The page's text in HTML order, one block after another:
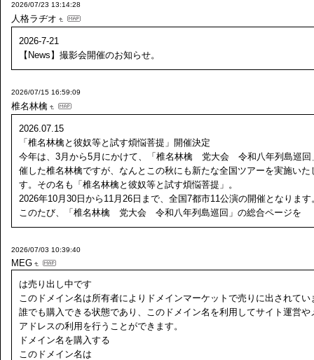
2026/07/23 13:14:28
人格ラヂオ
2026-7-21
【News】撮影会開催のお知らせ。
2026/07/15 16:59:09
椎名林檎
2026.07.15
「椎名林檎と彼奴等と試す煩悩菩提」開催決定
今年は、3月から5月にかけて、「椎名林檎 党大会 令和八年列島巡回
催した椎名林檎ですが、なんとこの秋にも新たな全国ツアーを実施いた
す。その名も「椎名林檎と彼奴等と試す煩悩菩提」。
2026年10月30日から11月26日まで、全国7都市11公演の開催となります
このたび、「椎名林檎 党大会 令和八年列島巡回」の総合ページを
2026/07/03 10:39:40
MEG
は売り出し中です
このドメイン名は所有者によりドメインマーケットで売りに出されてい
誰でも購入できる状態であり、このドメイン名を利用してサイト運営や
アドレスの利用を行うことができます。
ドメイン名を購入する
このドメイン名は